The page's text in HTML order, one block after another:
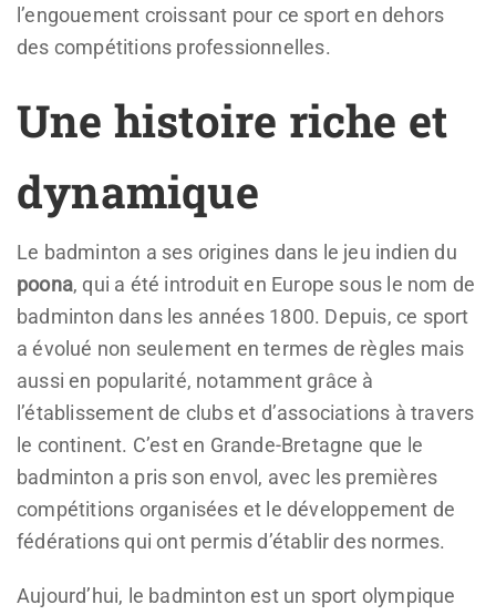
l’engouement croissant pour ce sport en dehors
des compétitions professionnelles.
Une histoire riche et
dynamique
Le badminton a ses origines dans le jeu indien du
poona, qui a été introduit en Europe sous le nom de
badminton dans les années 1800. Depuis, ce sport
a évolué non seulement en termes de règles mais
aussi en popularité, notamment grâce à
l’établissement de clubs et d’associations à travers
le continent. C’est en Grande-Bretagne que le
badminton a pris son envol, avec les premières
compétitions organisées et le développement de
fédérations qui ont permis d’établir des normes.
Aujourd’hui, le badminton est un sport olympique